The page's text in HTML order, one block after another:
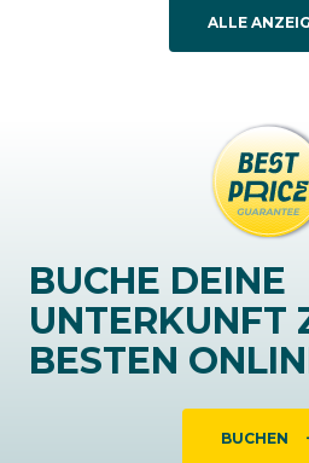
ALLE
BUCHE DEINE
UNTERKUNFT
BESTEN
BUCHEN